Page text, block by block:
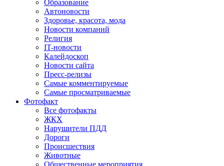
Образование
Автоновости
Здоровье, красота, мода
Новости компаний
Религия
IT-новости
Калейдоскоп
Новости сайта
Пресс-релизы
Самые комментируемые
Самые просматриваемые
Фотофакт
Все фотофакты
ЖКХ
Нарушители ПДД
Дороги
Происшествия
Животные
Общественные мероприятия